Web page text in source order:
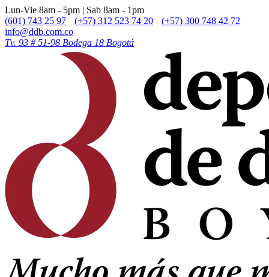
Lun-Vie 8am - 5pm | Sab 8am - 1pm
(601) 743 25 97
(+57) 312 523 74 20
(+57) 300 748 42 72
info@ddb.com.co
Tv. 93 # 51-98 Bodega 18 Bogotá